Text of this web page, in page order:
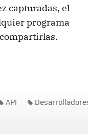
capturadas, el
programa
API